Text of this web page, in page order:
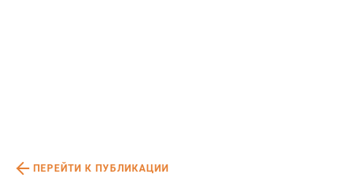
ПЕРЕЙТИ К ПУБЛИКАЦИИ